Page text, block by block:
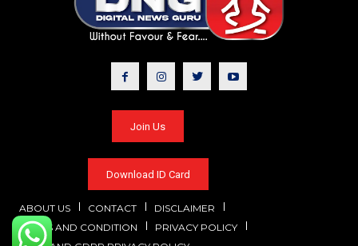
Join Us
Download ID Card
ABOUT US CONTACT
DISCLAIMER
TERMS AND CONDITION
PRIVACY POLICY